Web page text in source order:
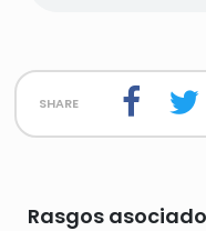
share
Rasgos